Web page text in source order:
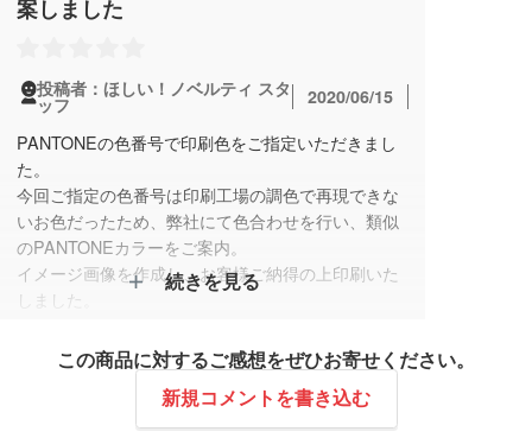
案しました
投稿者：ほしい！ノベルティ スタ
ッフ
2020/06/15
PANTONEの色番号で印刷色をご指定いただきまし
た。
今回ご指定の色番号は印刷工場の調色で再現できな
いお色だったため、弊社にて色合わせを行い、類似
のPANTONEカラーをご案内。
イメージ画像を作成し、お客様ご納得の上印刷いた
しました。
続きを見る
この商品に対するご感想をぜひお寄せください。
新規コメントを書き込む